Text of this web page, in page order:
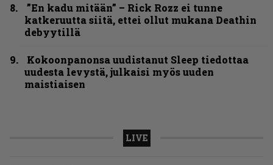
”En kadu mitään” – Rick Rozz ei tunne
katkeruutta siitä, ettei ollut mukana Deathin
debyytillä
Kokoonpanonsa uudistanut Sleep tiedottaa
uudesta levystä, julkaisi myös uuden
maistiaisen
LIVE